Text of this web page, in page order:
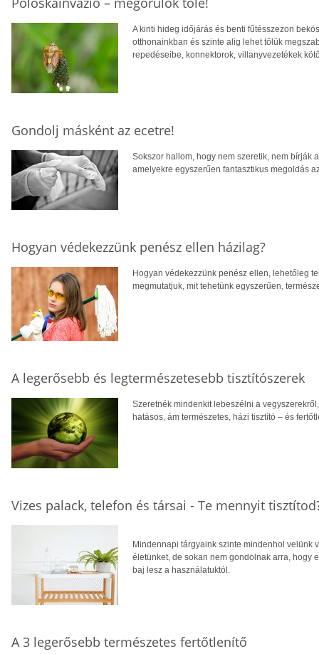
A kinti hideg időjárás és benti fűtésszezon
otthonainkban és szinte alig lehet tőlük
repedéseibe, konnektorok, villanyvezetékek
Gondolj másként az ecetre!
Sokszor hallom, hogy nem szeretik, nem bírják
amelyekre egyszerűen fantasztikus megoldás
Hogyan védekezzünk penész ellen házilag?
Hogyan védekezzünk penész ellen, lehetőleg
megmutatjuk, mit tehetünk egyszerűen,
A legerősebb és legtermészetesebb tisztítószerek
Szeretnék mindenkit lebeszélni a
hatásos, ám természetes, házi tisztító – és
Vizes palack, telefon és társai - Te mennyit
Mindennapi tárgyaink szinte mindenhol velünk
életünket, de sokan nem gondolnak arra, hogy
baj lesz a használatuktól.
A 3 legerősebb természetes fertőtlenítő